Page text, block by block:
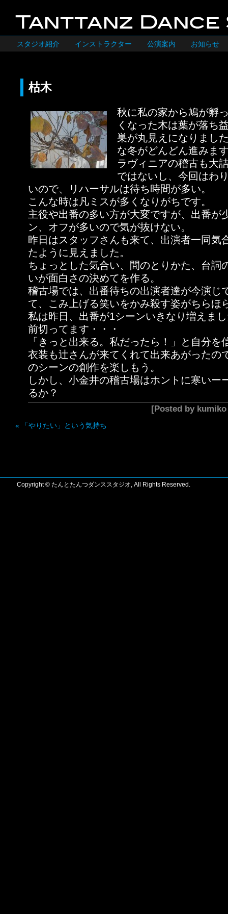
スタジオ紹介 インストラクター 公演案内 お知らせ
枯木
秋に私の家から鳩が孵
くなった木は葉が落ち
巣が丸見えになりまし
な冬がどんどん進みま
ラヴィニアの稽古も大
ではないし、今回はわ
いので、リハーサルは待ち時間が多い。
こんな時は凡ミスが多くなりがちです。
主役や出番の多い方が大変ですが、出番が
ン、オフが多いので気が抜けない。
昨日はスタッフさんも来て、出演者一同気
たように見えました。
ちょっとした気合い、間のとりかた、台詞
いが面白さの決めてを作る。
稽古場では、出番待ちの出演者達が今演じ
て、こみ上げる笑いをかみ殺す姿がちらほ
私は昨日、出番が1シーンいきなり増えま
前切ってます・・・
「きっと出来る。私だったら！」と自分を
衣装も辻さんが来てくれて出来あがったの
のシーンの創作を楽しもう。
しかし、小金井の稽古場はホントに寒いー
るか？
[Posted by kumiko
« 「やりたい」という気持ち
Copyright © たんとたんつダンススタジオ, All Rights Reserved.